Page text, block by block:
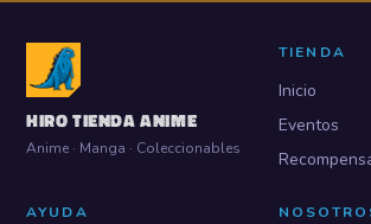
HIRO TIENDA ANIME
Anime · Manga · Coleccionables
TIENDA
Inicio
Eventos
AYUDA